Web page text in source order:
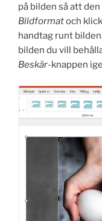
på bilden så att
Bildformatoch
handtag runt
bilden du vill
Beskär-knappen